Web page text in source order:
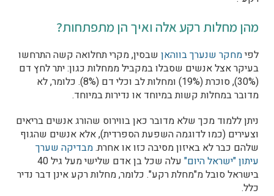
מהן מחלות רקע אלה ואיך הן מתפתחות?
לפימחקר שנערך בווהאן שבסין, מקרי תחלואה קשה התרחשו
בעיקר אצל אנשים שסבלו במקביל ממחלות כגון: יתר לחץ דם
(30%), סוכרת (19%) ומחלות לב וכלי דם (8%). כלומר, לא
מדובר במחלות קשות במיוחד או נדירות במיוחד.
ניתן ללמוד מכך שלא מדובר כאן בווירוס שהורג אנשים בריאים
וצעירים (כמו לדוגמה השפעת הספרדית), אלא אנשים שהגוף
שלהם כבר לא באיזון מסיבה כזו או אחרת.מבדיקה שערך
עיתון "ישראל היום"
עלה שכל בן אדם שלישי מעל גיל 40
בישראל סובל מ"מחלת רקע". כלומר, מחלות רקע אינן דבר נדיר
כלל.